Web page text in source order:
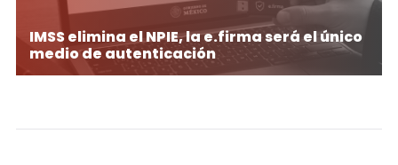
IMSS elimina el NPIE, la e.firma será el único
medio de autenticación